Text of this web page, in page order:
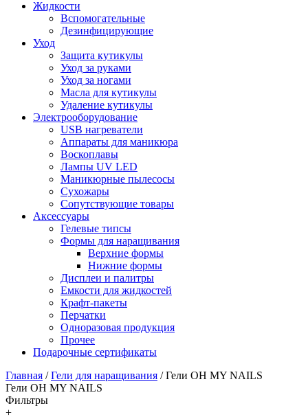
Жидкости
Вспомогательные
Дезинфицирующие
Уход
Защита кутикулы
Уход за руками
Уход за ногами
Масла для кутикулы
Удаление кутикулы
Электрооборудование
USB нагреватели
Аппараты для маникюра
Воскоплавы
Лампы UV LED
Маникюрные пылесосы
Сухожары
Сопутствующие товары
Аксессуары
Гелевые типсы
Формы для наращивания
Верхние формы
Нижние формы
Дисплеи и палитры
Емкости для жидкостей
Крафт-пакеты
Перчатки
Одноразовая продукция
Прочее
Подарочные сертификаты
Главная /Гели для наращивания /Гели OH MY NAILS
Гели OH MY NAILS
Фильтры
+